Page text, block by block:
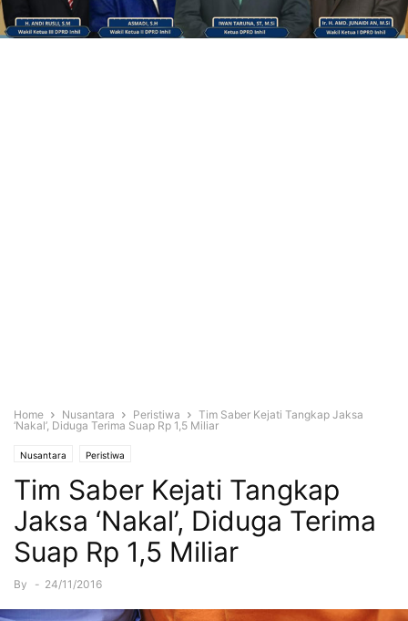
Home Nusantara Peristiwa
Tim Saber Kejati Tangkap Jaksa
‘Nakal’, Diduga Terima Suap Rp 1,5 Miliar
Nusantara Peristiwa
Tim Saber Kejati Tangkap
Jaksa ‘Nakal’, Diduga Terima
Suap Rp 1,5 Miliar
By - 24/11/2016